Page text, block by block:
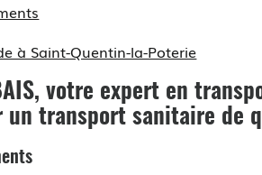
à Saint-Quentin-la-Poterie
votre expert en
un transport sanitaire de